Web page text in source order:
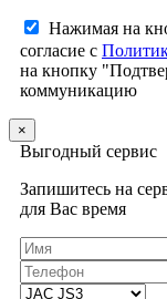
Нажимая на
согласие с
на кнопку
коммуникацию
×
Выгодный сервис
Запишитесь на
для Вас время